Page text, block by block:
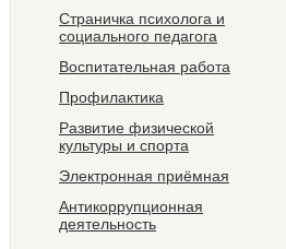
Страничка психолога и
социального педагога
Воспитательная работа
Профилактика
Развитие физической
культуры и спорта
Электронная приёмная
Антикоррупционная
деятельность